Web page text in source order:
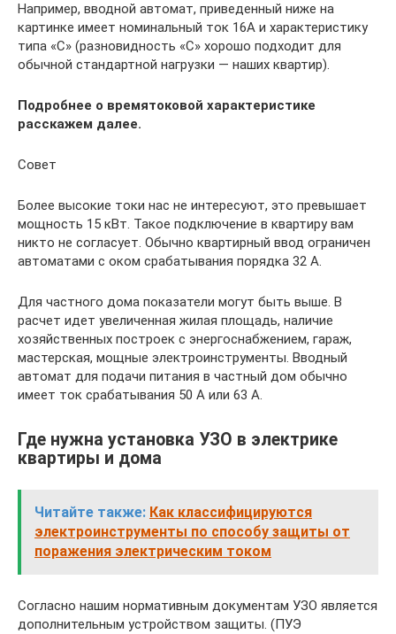
Например, вводной автомат, приведенный ниже на
картинке имеет номинальный ток 16А и характеристику
типа «C» (разновидность «C» хорошо подходит для
обычной стандартной нагрузки — наших квартир).
Подробнее о времятоковой характеристике
расскажем далее.
Совет
Более высокие токи нас не интересуют, это превышает
мощность 15 кВт. Такое подключение в квартиру вам
никто не согласует. Обычно квартирный ввод ограничен
автоматами с оком срабатывания порядка 32 А.
Для частного дома показатели могут быть выше. В
расчет идет увеличенная жилая площадь, наличие
хозяйственных построек с энергоснабжением, гараж,
мастерская, мощные электроинструменты. Вводный
автомат для подачи питания в частный дом обычно
имеет ток срабатывания 50 А или 63 А.
Где нужна установка УЗО в электрике
квартиры и дома
Читайте также: Как классифицируются
электроинструменты по способу защиты от
поражения электрическим током
Согласно нашим нормативным документам УЗО является
дополнительным устройством защиты. (ПУЭ